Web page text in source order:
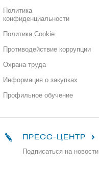
Политика
конфиденциальности
Политика Cookie
Противодействие коррупции
Охрана труда
Информация о закупках
Профильное обучение
ПРЕСС-ЦЕНТР
Подписаться на новости